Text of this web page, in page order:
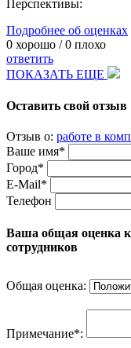
Перспективы:
Подробнее об оценках
0 хорошо /0 плохо
ответить
ПОКАЗАТЬ ЕЩЕ
Оставить свой отзыв
Отзыв о: работе в
Ваше имя*
Город*
E-Mail*
Телефон
Ваша общая оценка
сотрудников
Общая оценка:
Примечание*: